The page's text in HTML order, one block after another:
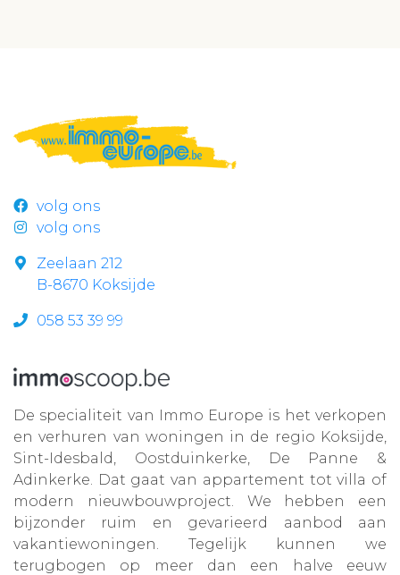
volg ons
volg ons
Zeelaan 212
B-8670 Koksijde
058 53 39 99
De specialiteit van Immo Europe is het verkopen
en verhuren van woningen in de regio Koksijde,
Sint-Idesbald, Oostduinkerke, De Panne &
Adinkerke. Dat gaat van appartement tot villa of
modern nieuwbouwproject. We hebben een
bijzonder ruim en gevarieerd aanbod aan
vakantiewoningen. Tegelijk kunnen we
terugbogen op meer dan een halve eeuw